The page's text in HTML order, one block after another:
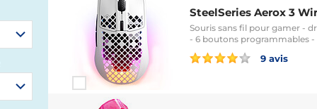
SteelSeries Aerox 3
Souris sans fil pour gamer -
- 6 boutons programmables
9 avis